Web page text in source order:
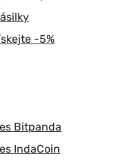
-5%
Bitpanda
IndaCoin